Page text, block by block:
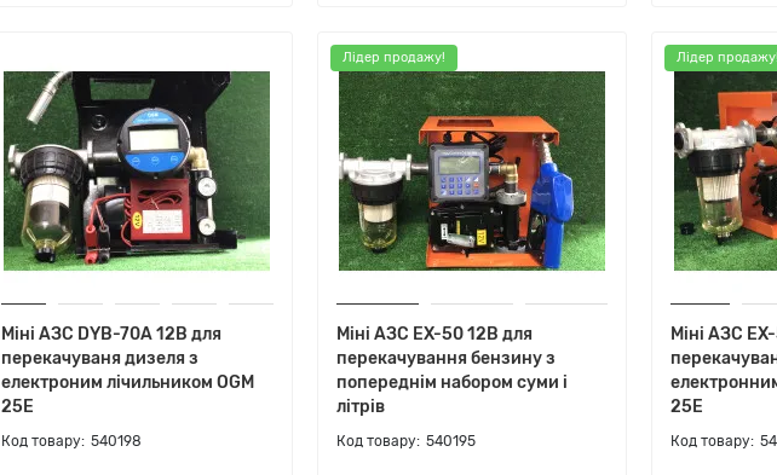
Міні АЗС DYB-70A 12В для
перекачуваня дизеля з
електроним лічильником OGM
25E
540198
Лідер продажу!
Міні АЗС EX-50 12В для
перекачування бензину з
попереднім набором суми і
літрів
540195
Лідер продажу!
Міні АЗС
25E